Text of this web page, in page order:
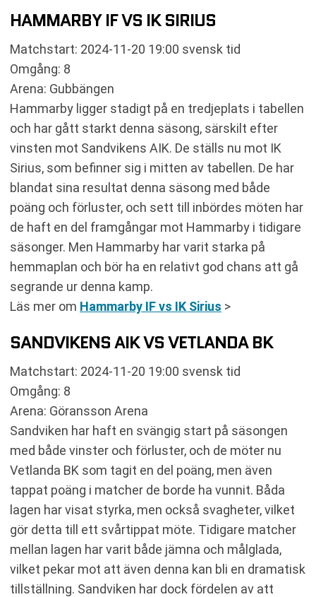
HAMMARBY IF VS IK SIRIUS
Matchstart: 2024-11-20 19:00 svensk tid
Omgång: 8
Arena: Gubbängen
Hammarby ligger stadigt på en tredjeplats i tabellen
och har gått starkt denna säsong, särskilt efter
vinsten mot Sandvikens AIK. De ställs nu mot IK
Sirius, som befinner sig i mitten av tabellen. De har
blandat sina resultat denna säsong med både
poäng och förluster, och sett till inbördes möten har
de haft en del framgångar mot Hammarby i tidigare
säsonger. Men Hammarby har varit starka på
hemmaplan och bör ha en relativt god chans att gå
segrande ur denna kamp.
Läs mer om Hammarby IF vs IK Sirius >
SANDVIKENS AIK VS VETLANDA BK
Matchstart: 2024-11-20 19:00 svensk tid
Omgång: 8
Arena: Göransson Arena
Sandviken har haft en svängig start på säsongen
med både vinster och förluster, och de möter nu
Vetlanda BK som tagit en del poäng, men även
tappat poäng i matcher de borde ha vunnit. Båda
lagen har visat styrka, men också svagheter, vilket
gör detta till ett svårtippat möte. Tidigare matcher
mellan lagen har varit både jämna och målglada,
vilket pekar mot att även denna kan bli en dramatisk
tillställning. Sandviken har dock fördelen av att